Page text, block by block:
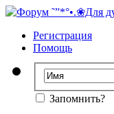
Регистрация
Помощь
Запомнить?